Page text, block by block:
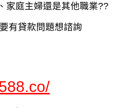
家庭主婦還是其他職業??
有貸款問題想諮詢